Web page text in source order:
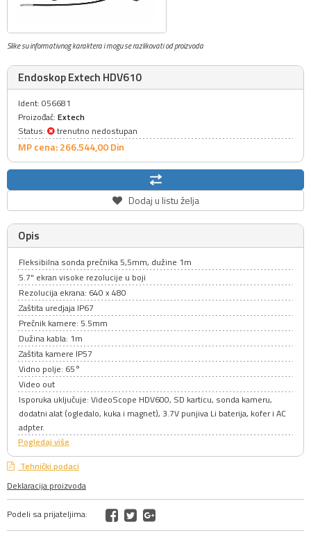
Slike su informativnog karaktera i mogu se razlikovati od proizvoda
Endoskop Extech HDV610
Ident: 056681
Proizođač: Extech
Status:
trenutno nedostupan
MP cena: 266.544,00Din
Dodaj u listu želja
Opis
Fleksibilna sonda prečnika 5,5mm, dužine 1m
5.7" ekran visoke rezolucije u boji
Rezolucija ekrana: 640 x 480
Zaštita uredjaja IP67
Prečnik kamere: 5.5mm
Dužina kabla: 1m
Zaštita kamere IP57
Vidno polje: 65°
Video out
Isporuka uključuje: VideoScope HDV600, SD karticu, sonda kameru,
dodatni alat (ogledalo, kuka i magnet), 3.7V punjiva Li baterija, kofer i AC
adpter.
Pogledaj više
Tehnički podaci
Deklaracija proizvoda
Podeli sa prijateljima: